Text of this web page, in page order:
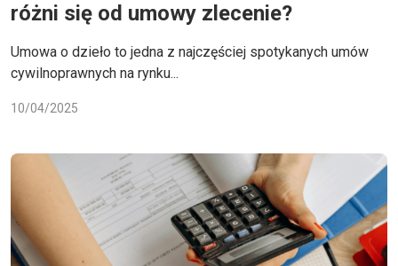
różni się od umowy zlecenie?
Umowa o dzieło to jedna z najczęściej spotykanych umów
cywilnoprawnych na rynku...
10/04/2025